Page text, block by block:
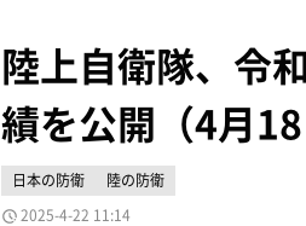
陸上自衛隊、令
績を公開（4月18
日本の防衛
陸の防衛
2025-4-22 11:14